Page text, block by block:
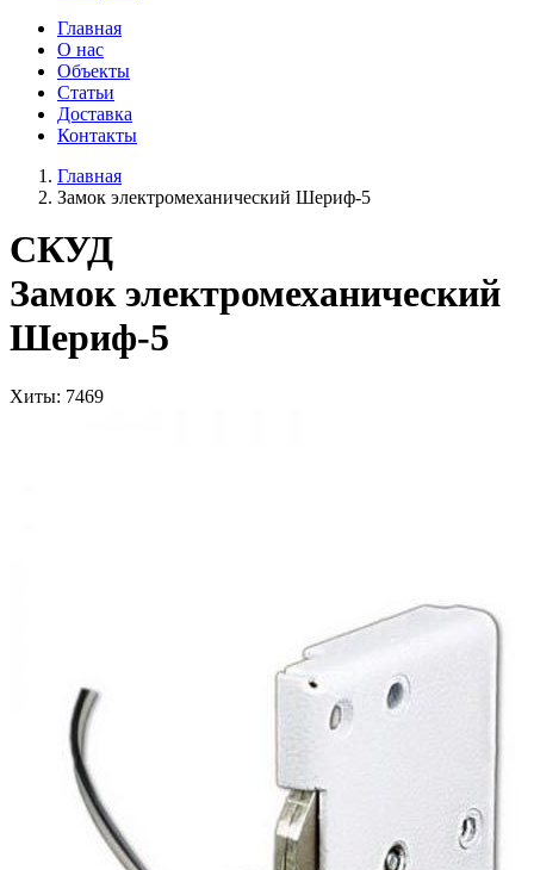
Главная
О нас
Объекты
Статьи
Доставка
Контакты
Главная
Замок электромеханический Шериф-5
СКУД
Замок электромеханический
Шериф-5
Хиты: 7469